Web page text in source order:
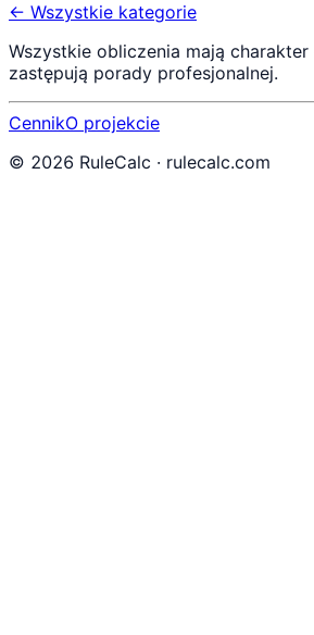
← Wszystkie kategorie
Wszystkie obliczenia mają
zastępują porady profesjonalnej.
CennikO projekcie
© 2026 RuleCalc · rulecalc.com